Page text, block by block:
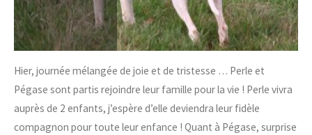
Hier, journée mélangée de joie et de tristesse … Perle et
Pégase sont partis rejoindre leur famille pour la vie ! Perle vivra
auprès de 2 enfants, j’espère d’elle deviendra leur fidèle
compagnon pour toute leur enfance ! Quant à Pégase, surprise